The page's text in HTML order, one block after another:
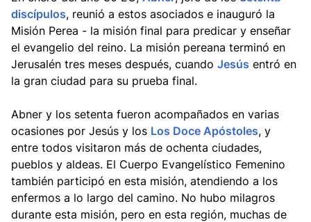
discípulos, reunió a estos asociados e inauguró la
Misión Perea - la misión final para predicar y enseñar
el evangelio del reino. La misión pereana terminó en
Jerusalén tres meses después, cuando Jesús entró en
la gran ciudad para su prueba final.
Abner y los setenta fueron acompañados en varias
ocasiones por Jesús y los Los Doce Apóstoles, y
entre todos visitaron más de ochenta ciudades,
pueblos y aldeas. El Cuerpo Evangelístico Femenino
también participó en esta misión, atendiendo a los
enfermos a lo largo del camino. No hubo milagros
durante esta misión, pero en esta región, muchas de